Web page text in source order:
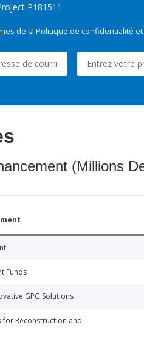
P181511
de la Politique de confidentialité
(Millions
Funds
GPG Solutions
for Reconstruction and